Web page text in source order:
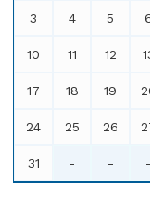
3 4 5
10 11 12
17 18 19
24 25 26
31 - - -